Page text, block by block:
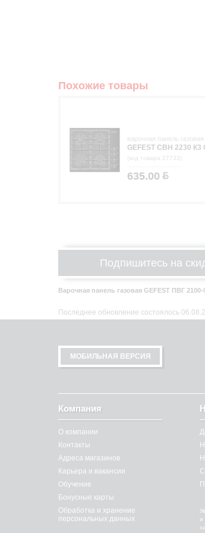
Похожие товары
варочная панель газовая
GEFEST СВН 2230 К3
(код товара 27733)
635.00
Подпишитесь на
Варочная панель газовая GEFEST ПВГ 2100-
Последнее обновление состоялось
МОБИЛЬНАЯ ВЕРСИЯ
Компания
О компании
Контакты
Адреса магазинов
Карьера и вакансии
Обучение
Бонусные карты
Обработка и хранение
персональных данных
и